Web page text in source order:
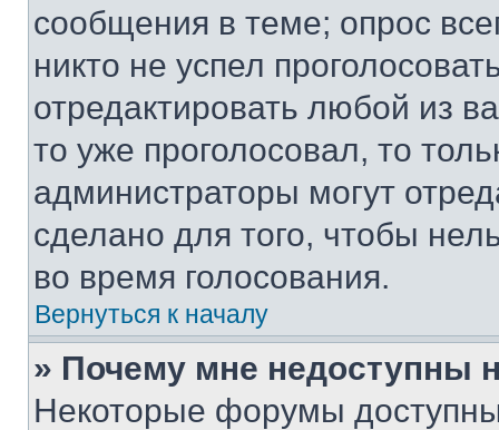
сообщения в теме; опрос
никто не успел
отредактировать любой из
то уже проголосовал, то
администраторы могут
сделано для того, чтобы
во время голосования.
Вернуться к началу
» Почему мне недоступны
Некоторые форумы